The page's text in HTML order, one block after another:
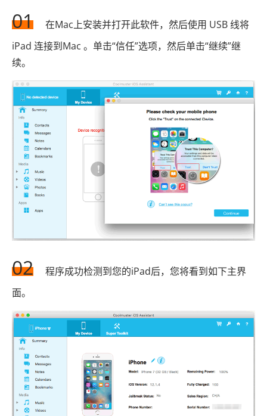
01
在Mac上安装并打开此软件，然后使用 USB 线将
iPad 连接到Mac 。单击“信任”选项，然后单击“继续”继
续。
02
程序成功检测到您的iPad后，您将看到如下主界
面。